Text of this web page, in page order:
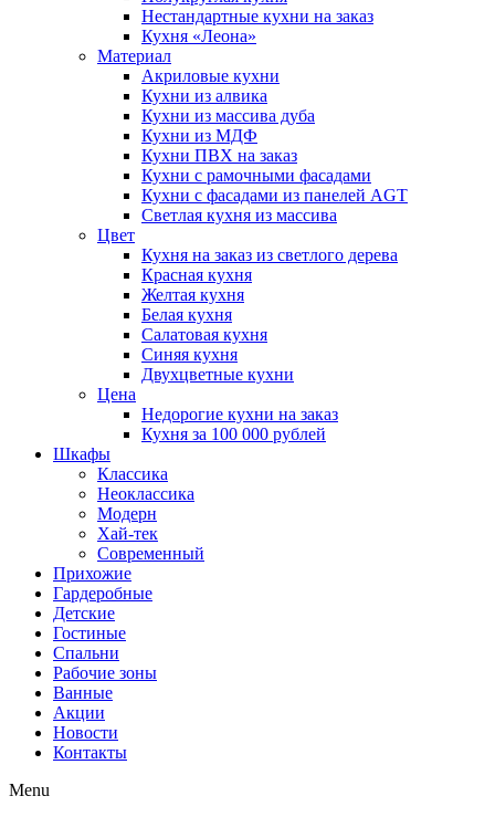
Нестандартные кухни на заказ
Кухня «Леона»
Материал
Акриловые кухни
Кухни из алвика
Кухни из массива дуба
Кухни из МДФ
Кухни ПВХ на заказ
Кухни с рамочными фасадами
Кухни с фасадами из панелей AGT
Светлая кухня из массива
Цвет
Кухня на заказ из светлого дерева
Красная кухня
Желтая кухня
Белая кухня
Салатовая кухня
Синяя кухня
Двухцветные кухни
Цена
Недорогие кухни на заказ
Кухня за 100 000 рублей
Шкафы
Классика
Неоклассика
Модерн
Хай-тек
Современный
Прихожие
Гардеробные
Детские
Гостиные
Спальни
Рабочие зоны
Ванные
Акции
Новости
Контакты
Menu